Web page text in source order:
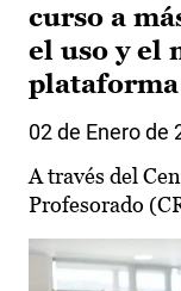
curso a
el uso y el
plataforma
02 de Enero de
A través del
Profesorado